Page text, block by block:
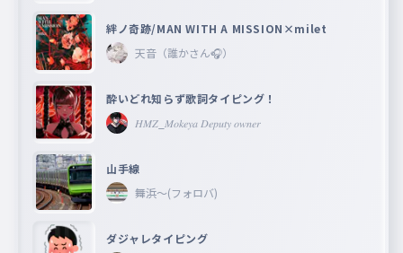
絆ノ奇跡/MAN WITH A MISSION×milet
天音（誰かさん🎧）
酔いどれ知らず歌詞タイピング！
𝐻𝑀𝑍_𝑀𝑜𝑘𝑒𝑦𝑎 𝐷𝑒𝑝𝑢𝑡𝑦 𝑜𝑤𝑛𝑒𝑟
山手線
舞浜〜(フォロバ)
ダジャレタイピング